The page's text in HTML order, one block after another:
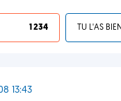
1 234
13:43